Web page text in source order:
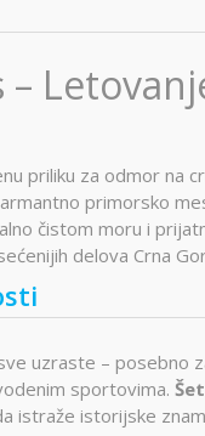
priliku za odmor na
primorsko
čistom moru i
delova Crna
uzraste –
sportovima.
istraže istorijske